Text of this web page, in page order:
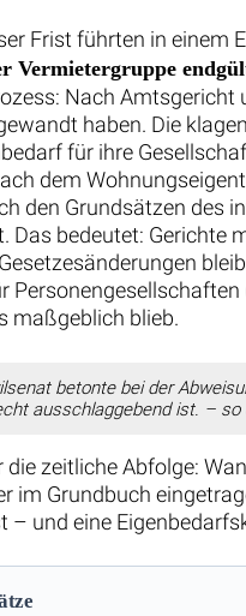
Frist führten in
Vermietergruppe
Nach
haben. Die
für ihre
dem
den Grundsätzen des
Das bedeutet: Gerichte
maßgeblich blieb.
betonte bei der
ausschlaggebend ist. –
die zeitliche Abfolge:
im Grundbuch
– und eine